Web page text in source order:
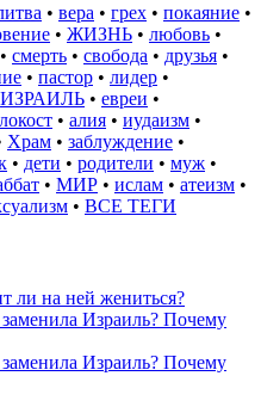
• вера • грех • покаяние •
• ЖИЗНЬ • любовь •
• смерть • свобода • друзья •
• пастор • лидер •
ИЗРАИЛЬ • евреи •
• алия • иудаизм •
Храм • заблуждение •
• дети • родители • муж •
• МИР • ислам • атеизм •
• ВСЕ ТЕГИ
ли на ней жениться?
Израиль? Почему
Израиль? Почему